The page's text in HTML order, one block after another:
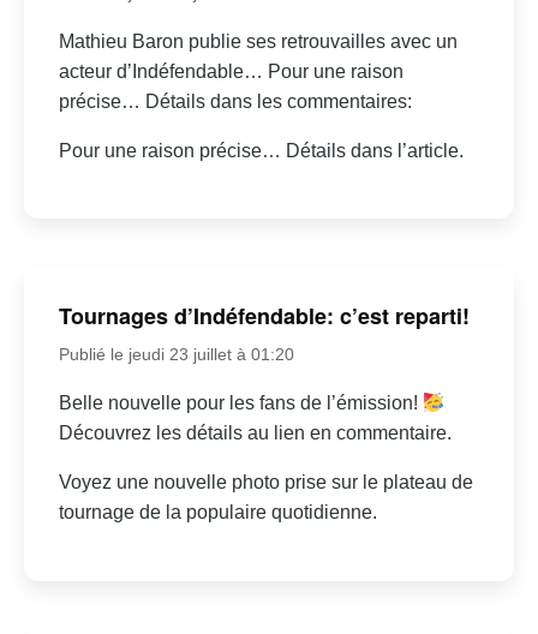
Mathieu Baron publie ses retrouvailles avec un
acteur d’Indéfendable… Pour une raison
précise… Détails dans les commentaires:
Pour une raison précise… Détails dans l’article.
Tournages d’Indéfendable: c’est reparti!
Publié le jeudi 23 juillet à 01:20
Belle nouvelle pour les fans de l’émission!
Découvrez les détails au lien en commentaire.
Voyez une nouvelle photo prise sur le plateau de
tournage de la populaire quotidienne.